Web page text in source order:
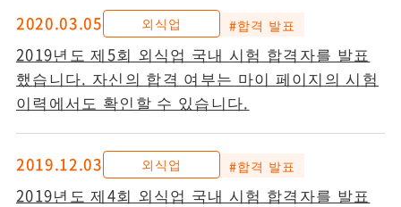
2020.03.05 외식업 #합격 발표
2019년도 제5회 외식업 국내 시험 합격자를 발표
했습니다. 자신의 합격 여부는 마이 페이지의 시험
이력에서도 확인할 수 있습니다.
2019.12.03 외식업 #합격 발표
2019년도 제4회 외식업 국내 시험 합격자를 발표